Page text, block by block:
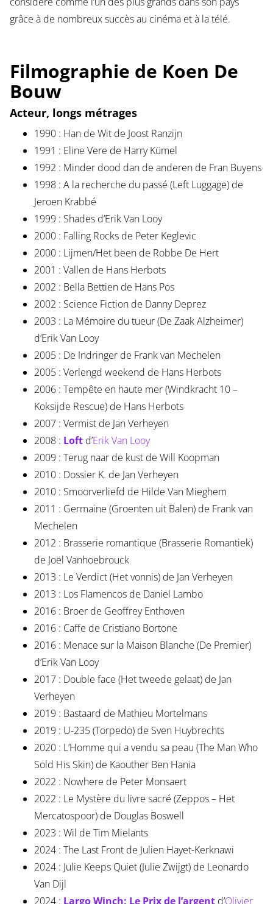
grâce à de nombreux succès au cinéma et à la télé.
Filmographie de Koen De
Bouw
Acteur, longs métrages
1990 : Han de Wit de Joost Ranzijn
1991 : Eline Vere de Harry Kümel
1992 : Minder dood dan de anderen de Fran Buyens
1998 : A la recherche du passé (Left Luggage) de
Jeroen Krabbé
1999 : Shades d’Erik Van Looy
2000 : Falling Rocks de Peter Keglevic
2000 : Lijmen/Het been de Robbe De Hert
2001 : Vallen de Hans Herbots
2002 : Bella Bettien de Hans Pos
2002 : Science Fiction de Danny Deprez
2003 : La Mémoire du tueur (De Zaak Alzheimer)
d’Erik Van Looy
2005 : De Indringer de Frank van Mechelen
2005 : Verlengd weekend de Hans Herbots
2006 : Tempête en haute mer (Windkracht 10 –
Koksijde Rescue) de Hans Herbots
2007 : Vermist de Jan Verheyen
2008 : Loftd’Erik Van Looy
2009 : Terug naar de kust de Will Koopman
2010 : Dossier K. de Jan Verheyen
2010 : Smoorverliefd de Hilde Van Mieghem
2011 : Germaine (Groenten uit Balen) de Frank van
Mechelen
2012 : Brasserie romantique (Brasserie Romantiek)
de Joël Vanhoebrouck
2013 : Le Verdict (Het vonnis) de Jan Verheyen
2013 : Los Flamencos de Daniel Lambo
2016 : Broer de Geoffrey Enthoven
2016 : Caffe de Cristiano Bortone
2016 : Menace sur la Maison Blanche (De Premier)
d’Erik Van Looy
2017 : Double face (Het tweede gelaat) de Jan
Verheyen
2019 : Bastaard de Mathieu Mortelmans
2019 : U-235 (Torpedo) de Sven Huybrechts
2020 : L’Homme qui a vendu sa peau (The Man Who
Sold His Skin) de Kaouther Ben Hania
2022 : Nowhere de Peter Monsaert
2022 : Le Mystère du livre sacré (Zeppos – Het
Mercatospoor) de Douglas Boswell
2023 : Wil de Tim Mielants
2024 : The Last Front de Julien Hayet-Kerknawi
2024 : Julie Keeps Quiet (Julie Zwijgt) de Leonardo
Van Dijl
2024 : Largo Winch: Le Prix de l’argentd’Olivier